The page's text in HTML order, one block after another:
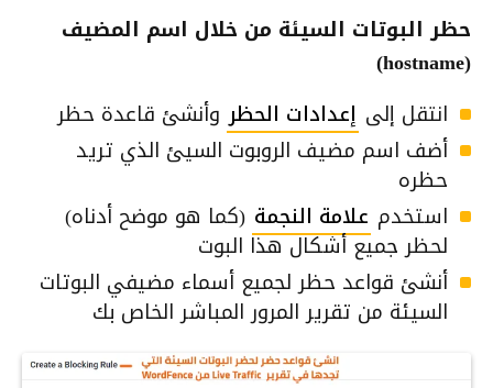
حظر البوتات السيئة من خلال اسم المضيف
(hostname)
انتقل إلى إعدادات الحظر وأنشئ قاعدة حظر
أضف اسم مضيف الروبوت السيئ الذي تريد
حظره
استخدم علامة النجمة (كما هو موضح أدناه)
لحظر جميع أشكال هذا البوت
أنشئ قواعد حظر لجميع أسماء مضيفي البوتات
السيئة من تقرير المرور المباشر الخاص بك